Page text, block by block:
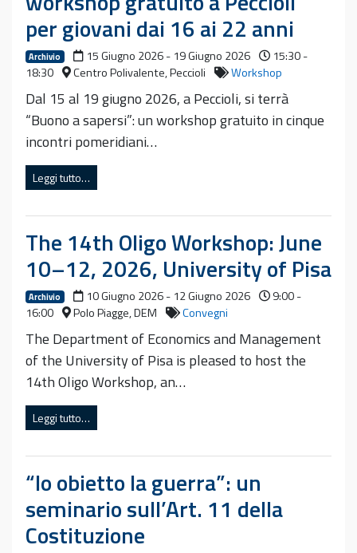
per giovani dai 16 ai 22 anni
Archivio 15 Giugno 2026 - 19 Giugno 2026
15:30 -
18:30
Centro Polivalente, Peccioli Workshop
Dal 15 al 19 giugno 2026, a Peccioli, si terrà
“Buono a sapersi”: un workshop gratuito in cinque
incontri pomeridiani…
Leggi tutto…
The 14th Oligo Workshop: June
10–12, 2026, University of Pisa
Archivio 10 Giugno 2026 - 12 Giugno 2026
9:00 -
16:00
Polo Piagge, DEM Convegni
The Department of Economics and Management
of the University of Pisa is pleased to host the
14th Oligo Workshop, an…
Leggi tutto…
“Io obietto la guerra”: un
seminario sull’Art. 11 della
Costituzione